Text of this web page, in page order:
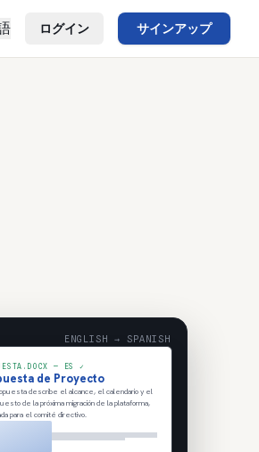
ログイン サインアップ
ENGLISH → SPANISH
— ES ✓
de Proyecto
describe el alcance, el calendario y el
de la próxima migración de la plataforma,
para el comité directivo.